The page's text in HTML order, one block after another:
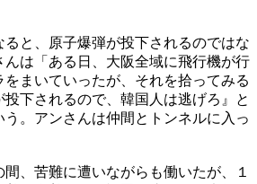
と、原子爆弾が投下されるのではな
んは「ある日、大阪全域に飛行機が行
をまいていったが、それを拾ってみる
下されるので、韓国人は逃げろ』と
。アンさんは仲間とトンネルに入っ
、苦難に遭いながらも働いたが、１